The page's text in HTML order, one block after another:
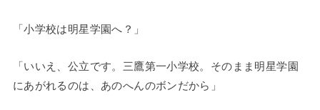
「小学校は明星学園へ？」
「いいえ、公立です。三鷹第一小学校。そのまま明星学園
にあがれるのは、あのへんのボンだから」